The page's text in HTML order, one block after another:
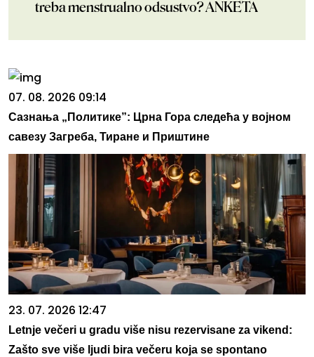
treba menstrualno odsustvo? ANKETA
07. 08. 2026 09:14
Сазнања „Политике”: Црна Гора следећа у војном
савезу Загреба, Тиране и Приштине
23. 07. 2026 12:47
Letnje večeri u gradu više nisu rezervisane za vikend:
Zašto sve više ljudi bira večeru koja se spontano